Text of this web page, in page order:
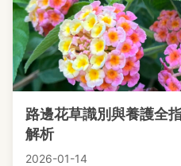
路邊花草識別與養護全
解析
2026-01-14